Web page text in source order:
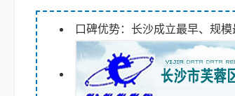
口碑优势：长沙成立最早、规模